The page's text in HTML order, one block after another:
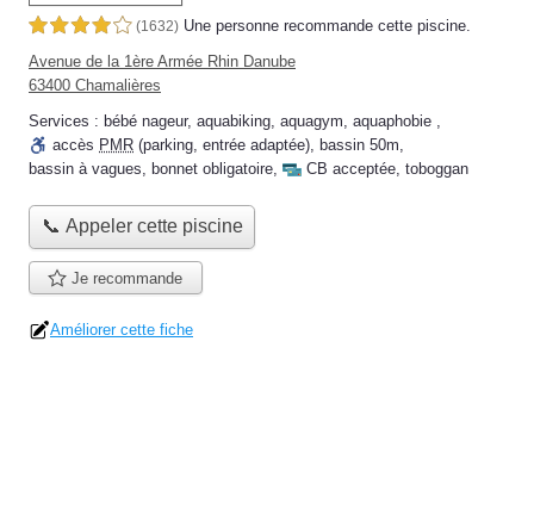
4,0 étoiles sur 5 (1632) Une personne recommande cette piscine.
Avenue de la 1ère Armée Rhin Danube
63400 Chamalières
Services : bébé nageur, aquabiking, aquagym, aquaphobie ,
accès PMR (parking, entrée adaptée), bassin 50m,
bassin à vagues, bonnet obligatoire, CB acceptée, toboggan
📞 Appeler cette piscine
Je recommande
Améliorer cette fiche